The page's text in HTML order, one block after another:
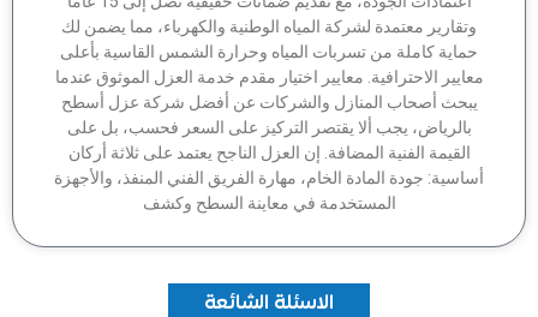
وتقارير معتمدة لشركة المياه الوطنية والكهرباء، مما يضمن لك
حماية كاملة من تسربات المياه وحرارة الشمس القاسية بأعلى
الاحترافية. معايير اختيار مقدم خدمة العزل الموثوق عندما
يبحث أصحاب المنازل والشركات عن أفضل شركة عزل أسطح
بالرياض، يجب ألا يقتصر التركيز على السعر فحسب، بل على
القيمة الفنية المضافة. إن العزل الناجح يعتمد على ثلاثة أركان
جودة المادة الخام، مهارة الفريق الفني المنفذ، والأجهزة
المستخدمة في معاينة السطح وكشف
الاسئلة الشائعة